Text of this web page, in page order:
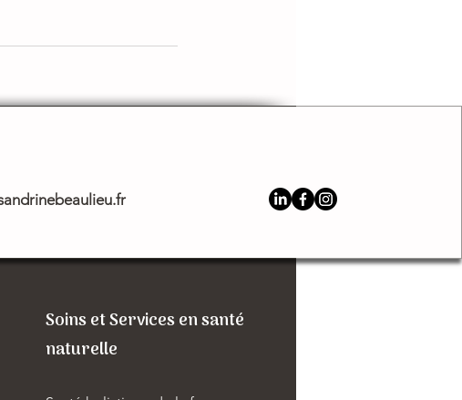
Soins et Services en santé
naturelle